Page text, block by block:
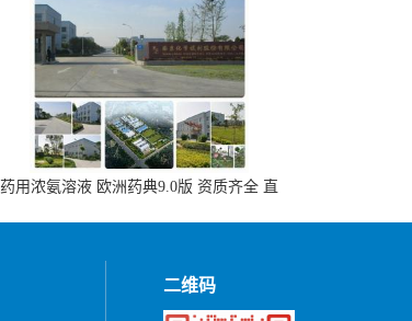
药用浓氨溶液 欧洲药典9.0版 资质齐全 直
二维码